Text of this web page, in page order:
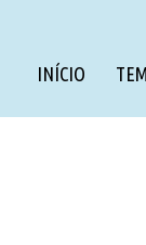
INÍCIO